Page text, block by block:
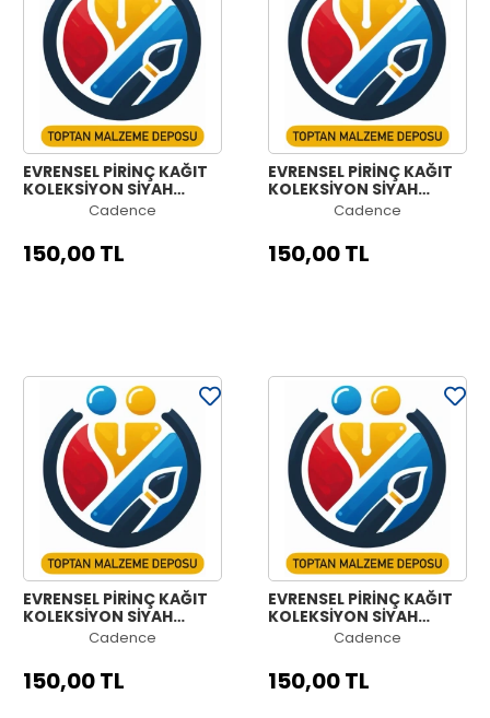
EVRENSEL PİRİNÇ KAĞIT
KOLEKSİYON SİYAH
ZEMİN UC-020 60X60
Cadence
150,00 TL
EVRENSEL PİRİNÇ KAĞIT
KOLEKSİYON SİYAH
ZEMİN UC-018 60X60
Cadence
150,00 TL
EVRENSEL PİRİNÇ KAĞIT
KOLEKSİYON SİYAH
ZEMİN UC-015 60X60
Cadence
150,00 TL
EVRENSEL PİRİNÇ KAĞIT
KOLEKSİYON SİYAH
ZEMİN UC-012 60X60
Cadence
150,00 TL